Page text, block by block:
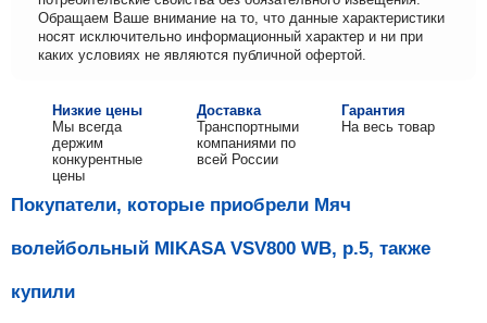
Обращаем Ваше внимание на то, что данные характеристики
носят исключительно информационный характер и ни при
каких условиях не являются публичной офертой.
Низкие цены
Мы всегда
держим
конкурентные
цены
Доставка
Транспортными
компаниями по
всей России
Гарантия
На весь товар
Покупатели, которые приобрели Мяч
волейбольный MIKASA VSV800 WB, р.5, также
купили